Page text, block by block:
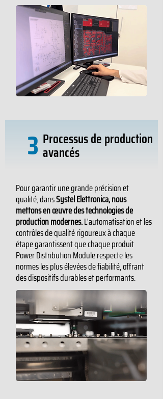
3 Processus de production
avancés
Pour garantir une grande précision et
qualité, dansSystel Elettronica, nous
mettons en œuvre des technologies de
production modernes.L'automatisation et les
contrôles de qualité rigoureux à chaque
étape garantissent que chaque produit
Power Distribution Module respecte les
normes les plus élevées de fiabilité, offrant
des dispositifs durables et performants.